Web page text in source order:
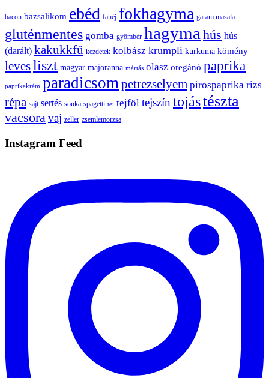
bacon bazsalikom ebéd fahéj fokhagyma garam masala
gluténmentes gomba gyömbér hagyma hús hús
(darált) kakukkfű kezdetek kolbász krumpli kurkuma kömény
levesliszt magyar majoranna mártás olasz oregánó paprika
paprikakrém paradicsompetrezselyem pirospaprika rizs
répa sajt sertés sonka spagetti tej tejföl tejszín tojástészta
vacsoravaj zeller zsemlemorzsa
Instagram Feed